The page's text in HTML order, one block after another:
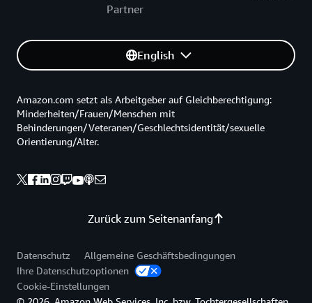
Partner
English
Zurück zum Seitenanfang
Amazon.com setzt als Arbeitgeber auf Gleichberechtigung:
Minderheiten/Frauen/Menschen mit
Behinderungen/Veteranen/Geschlechtsidentität/sexuelle
Orientierung/Alter.
Datenschutz
Allgemeine Geschäftsbedingungen
Ihre Datenschutzoptionen
Cookie-Einstellungen